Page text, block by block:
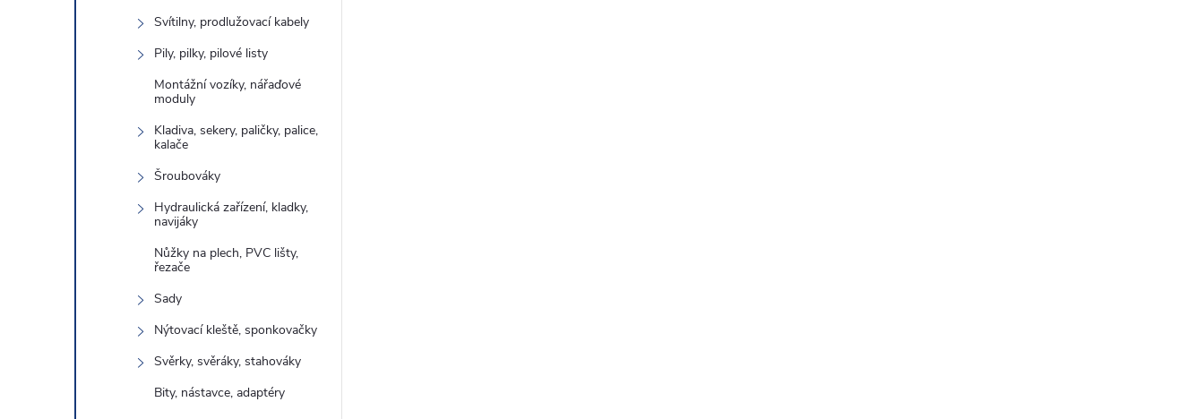
Svítilny, prodlužovací kabely
Pily, pilky, pilové listy
Montážní vozíky, nářaďové
moduly
Kladiva, sekery, paličky, palice,
kalače
Šroubováky
Hydraulická zařízení, kladky,
navijáky
Nůžky na plech, PVC lišty,
řezače
Sady
Nýtovací kleště, sponkovačky
Svěrky, svěráky, stahováky
Bity, nástavce, adaptéry